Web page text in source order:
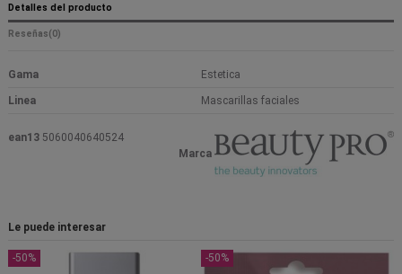
Detalles del producto
Reseñas(0)
Gama Estetica
Linea Mascarillas faciales
Marca
ean13 5060040640524
Le puede interesar
-50% -50%